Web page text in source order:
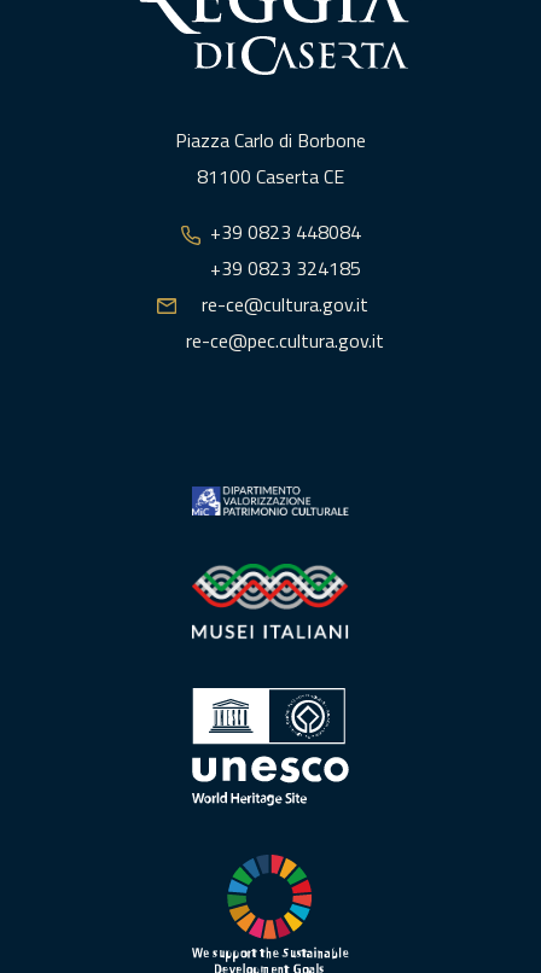
Piazza Carlo di Borbone
81100 Caserta CE
+39 0823 448084
+39 0823 324185
re-ce@cultura.gov.it
re-ce@pec.cultura.gov.it